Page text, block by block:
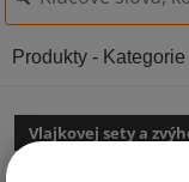
Vlajkovej sety a
Produkty - Kategorie